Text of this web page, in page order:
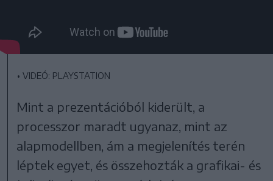
• VIDEÓ: PLAYSTATION
Mint a prezentációból kiderült, a
processzor maradt ugyanaz, mint az
alapmodellben, ám a megjelenítés terén
léptek egyet, és összehozták a grafikai- és